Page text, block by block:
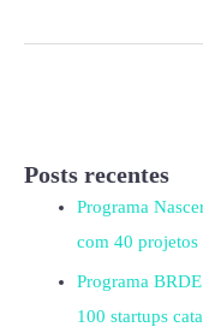
Posts recentes
Programa
com 40 projetos
Programa
100 startups